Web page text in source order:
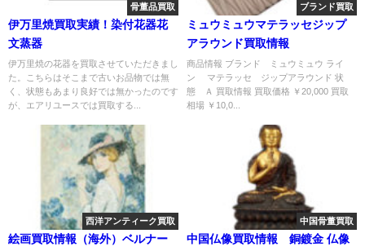
骨董品買取
伊万里焼買取実績！染付花器花
文蒸器
伊万里焼の花器を買取させていただきまし
た。こちらはそこまで古いお品物では無
く、状態もあまり良好では無かったのです
が、エアリユースでは買取する...
ブランド買取
ミュウミュウマテラッセジップ
アラウンド買取情報
商品情報 ブランド ミュウミュウ ライ
ン マテラッセ ジップアラウンド 状
態 Ａ 買取情報 買取価格 ￥20,000 買取
相場 ￥10,0...
西洋アンティーク買取
絵画買取情報（海外）ベルナー
中国骨董買取
中国仏像買取情報 銅鍍金 仏像